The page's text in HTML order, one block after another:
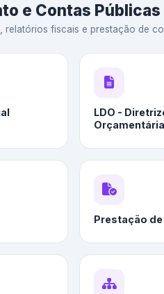
e Contas Públicas
fiscais e prestação de
LDO -
Prestação